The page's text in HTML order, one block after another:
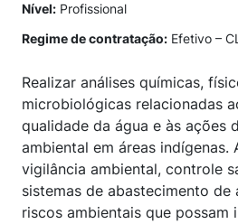
Nível: Profissional
Regime de contratação: Efetivo –
Realizar análises químicas,
microbiológicas relacionadas
qualidade da água e às ações
ambiental em áreas indígenas.
vigilância ambiental, controle
sistemas de abastecimento de
riscos ambientais que possam